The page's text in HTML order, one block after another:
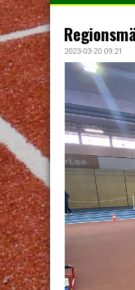
2023-03-20 09:21